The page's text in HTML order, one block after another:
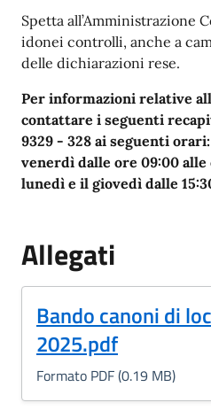
Spetta all’Amministrazione
idonei controlli, anche a
delle dichiarazioni rese.
Per informazioni relative
contattare i seguenti
9329 - 328 ai seguenti
venerdì dalle ore 09:00
lunedì e il giovedì dalle
Allegati
Bando canoni di
2025.pdf
(Formato PDF,
Formato PDF (0.19 MB)